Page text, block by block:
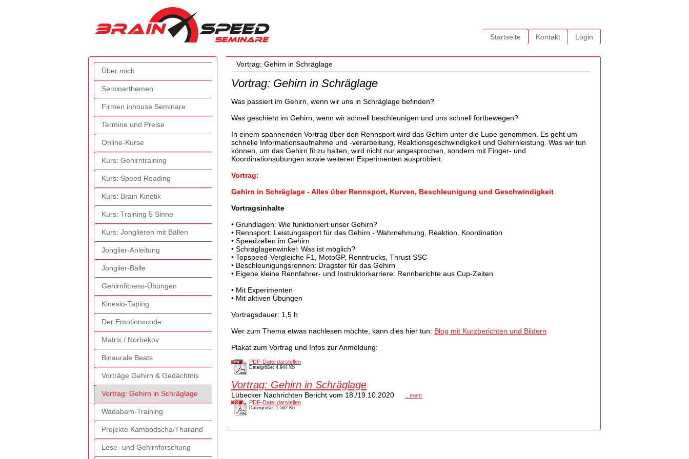
Startseite Kontakt Login
Über mich
Seminarthemen
Firmen inhouse Seminare
Termine und Preise
Online-Kurse
Kurs: Gehirntraining
Kurs: Speed Reading
Kurs: Brain Kinetik
Kurs: Training 5 Sinne
Kurs: Jonglieren mit Bällen
Jonglier-Anleitung
Jonglier-Bälle
Gehirnfitness-Übungen
Kinesio-Taping
Der Emotionscode
Matrix / Norbekov
Binaurale Beats
Vorträge Gehirn & Gedächtnis
Vortrag: Gehirn in Schräglage
Wadabam-Training
Projekte Kambodscha/Thailand
Lese- und Gehirnforschung
Vortrag: Gehirn in Schräglage
Vortrag: Gehirn in Schräglage
Was passiert im Gehirn, wenn wir uns in Schräglage befinden?
Was geschieht im Gehirn, wenn wir schnell beschleunigen und uns schnell fortbewegen?
In einem spannenden Vortrag über den Rennsport wird das Gehirn unter die Lupe genommen. Es geht um
schnelle Informationsaufnahme und -verarbeitung, Reaktionsgeschwindigkeit und Gehirnleistung. Was wir tun
können, um das Gehirn fit zu halten, wird nicht nur angesprochen, sondern mit Finger- und
Koordinationsübungen sowie weiteren Experimenten ausprobiert.
Vortrag:
Gehirn in Schräglage - Alles über Rennsport, Kurven, Beschleunigung und Geschwindigkeit
Vortragsinhalte
• Grundlagen: Wie funktioniert unser Gehirn?
• Rennsport: Leistungssport für das Gehirn - Wahrnehmung, Reaktion, Koordination
• Speedzellen im Gehirn
• Schräglagenwinkel: Was ist möglich?
• Topspeed-Vergleiche F1, MotoGP, Renntrucks, Thrust SSC
• Beschleunigungsrennen: Dragster für das Gehirn
• Eigene kleine Rennfahrer- und Instruktorkarriere: Rennberichte aus Cup-Zeiten
• Mit Experimenten
• Mit aktiven Übungen
Vortragsdauer: 1,5 h
Wer zum Thema etwas nachlesen möchte, kann dies hier tun: Blog mit Kurzberichten und Bildern
Plakat zum Vortrag und Infos zur Anmeldung:
PDF-Datei darstellen
Dateigröße: 4.944 Kb
Vortrag: Gehirn in Schräglage
Lübecker Nachrichten Bericht vom 18./19.10.2020
...mehr
PDF-Datei darstellen
Dateigröße: 1.562 Kb